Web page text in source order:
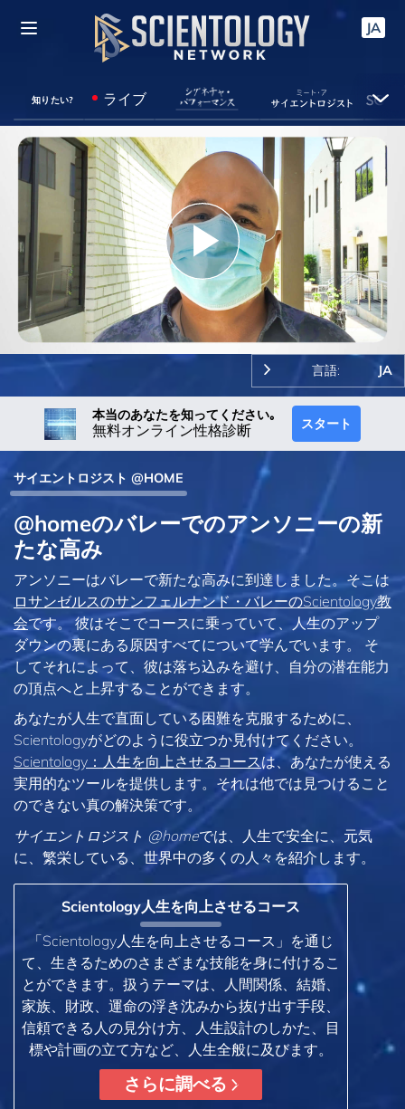
JA
知りたい? ライブ
Play
Video
言語: JA
本当のあなたを知ってください｡
無料オンライン性格診断 スタート
サイエントロジスト @HOME
@homeのバレーでのアンソニーの新
たな高み
アンソニーはバレーで新たな高みに到達しました。そこは
ロサンゼルスのサンフェルナンド・バレーのScientology教
会です。 彼はそこでコースに乗っていて、人生のアップ
ダウンの裏にある原因すべてについて学んでいます。 そ
してそれによって、彼は落ち込みを避け、自分の潜在能力
の頂点へと上昇することができます。
あなたが人生で直面している困難を克服するために、
Scientologyがどのように役立つか見付けてください。
Scientology：人生を向上させるコースは、あなたが使える
実用的なツールを提供します。それは他では見つけること
のできない真の解決策です。
サイエントロジスト @homeでは、人生で安全に、元気
に、繁栄している、世界中の多くの人々を紹介します。
Scientology人生を向上させるコース
「Scientology人生を向上させるコース」を通じ
て、生きるためのさまざまな技能を身に付けるこ
とができます。扱うテーマは、人間関係、結婚、
家族、財政、運命の浮き沈みから抜け出す手段、
信頼できる人の見分け方、人生設計のしかた、目
標や計画の立て方など、人生全般に及びます。
さらに調べる